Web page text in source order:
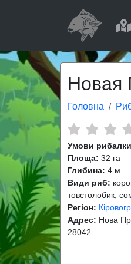
Новая
Головна
Умови
Площа: 32 га
Глибина: 4 м
Види риб:
товстолобик,
Регіон:
Адрес: Нова
28042